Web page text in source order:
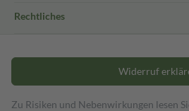
Rechtliches
Widerruf
Zu Risiken und Nebenwirkungen lesen